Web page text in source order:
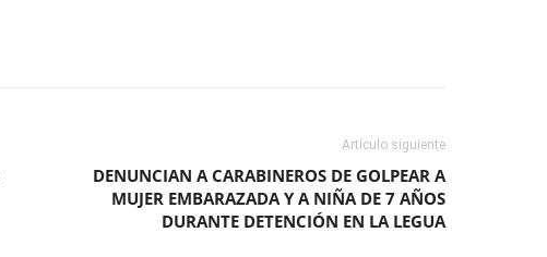
Artículo siguiente
DENUNCIAN A CARABINEROS DE GOLPEAR A
MUJER EMBARAZADA Y A NIÑA DE 7 AÑOS
DURANTE DETENCIÓN EN LA LEGUA